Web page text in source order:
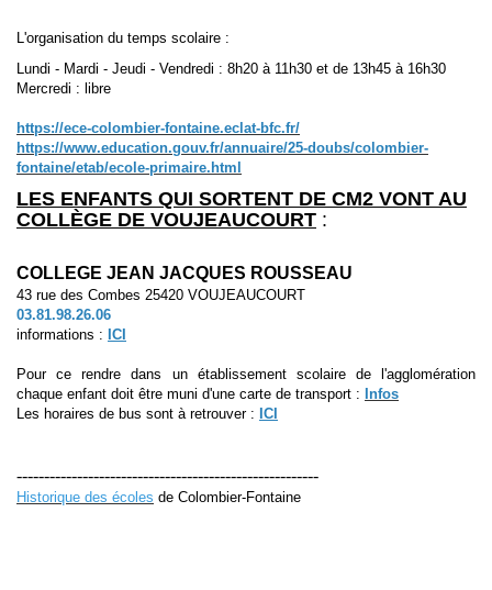
L'organisation du temps scolaire :
Lundi - Mardi - Jeudi - Vendredi : 8h20 à 11h30 et de 13h45 à 16h30
Mercredi : libre
https://ece-colombier-fontaine.eclat-bfc.fr/
https://www.education.gouv.fr/annuaire/25-doubs/colombier-
fontaine/etab/ecole-primaire.html
LES ENFANTS QUI SORTENT DE CM2 VONT AU
COLLÈGE DE VOUJEAUCOURT :
COLLEGE JEAN JACQUES ROUSSEAU
43 rue des Combes 25420 VOUJEAUCOURT
03.81.98.26.06
informations : ICI
Pour ce rendre dans un établissement scolaire de l'agglomération
chaque enfant doit être muni d'une carte de transport : Infos
Les horaires de bus sont à retrouver : ICI
-------------------------------------------------------
Historique des écoles de Colombier-Fontaine